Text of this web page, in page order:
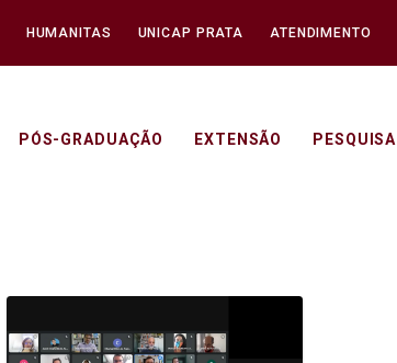
HUMANITAS UNICAP PRATA ATENDIMENTO
PÓS-GRADUAÇÃO EXTENSÃO PESQUISA